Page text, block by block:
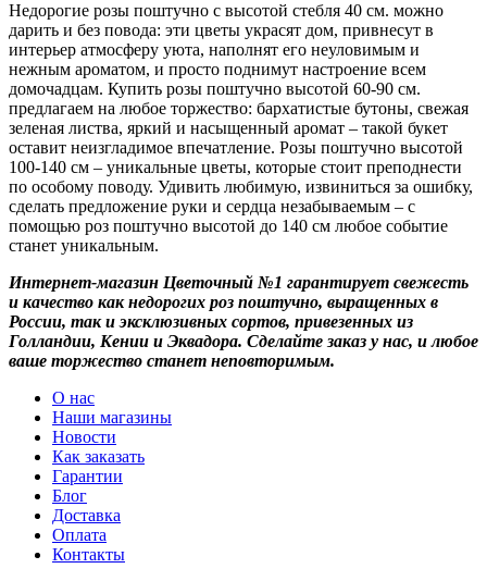
Недорогие розы поштучно с высотой стебля 40 см. можно
дарить и без повода: эти цветы украсят дом, привнесут в
интерьер атмосферу уюта, наполнят его неуловимым и
нежным ароматом, и просто поднимут настроение всем
домочадцам. Купить розы поштучно высотой 60-90 см.
предлагаем на любое торжество: бархатистые бутоны, свежая
зеленая листва, яркий и насыщенный аромат – такой букет
оставит неизгладимое впечатление. Розы поштучно высотой
100-140 см – уникальные цветы, которые стоит преподнести
по особому поводу. Удивить любимую, извиниться за ошибку,
сделать предложение руки и сердца незабываемым – с
помощью роз поштучно высотой до 140 см любое событие
станет уникальным.
Интернет-магазин Цветочный №1 гарантирует свежесть
и качество как недорогих роз поштучно, выращенных в
России, так и эксклюзивных сортов, привезенных из
Голландии, Кении и Эквадора. Сделайте заказ у нас, и любое
ваше торжество станет неповторимым.
О нас
Наши магазины
Новости
Как заказать
Гарантии
Блог
Доставка
Оплата
Контакты